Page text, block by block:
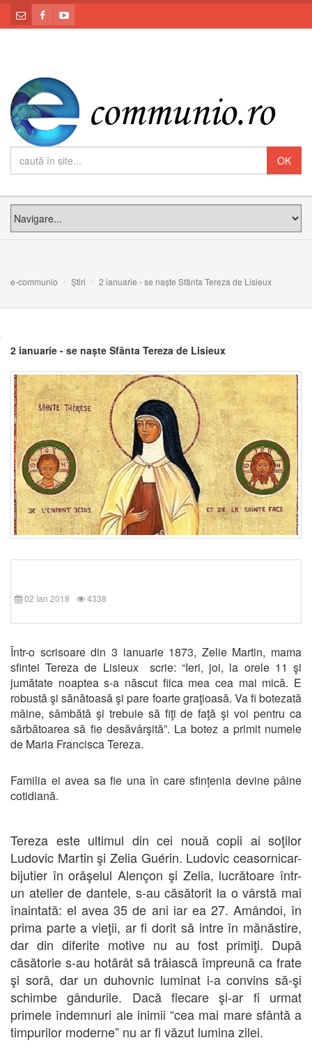
e-communio Știri 2 ianuarie - se naște Sfânta Tereza de Lisieux
2 ianuarie - se naște Sfânta Tereza de Lisieux
02 Ian 2018 4338
Într-o scrisoare din 3 ianuarie 1873, Zelie Martin, mama
sfintei Tereza de Lisieux scrie: “Ieri, joi, la orele 11 şi
jumătate noaptea s-a născut fiica mea cea mai mică. E
robustă şi sănătoasă şi pare foarte graţioasă. Va fi botezată
mâine, sâmbătă şi trebuie să fiţi de faţă şi voi pentru ca
sărbătoarea să fie desăvârşită”. La botez a primit numele
de Maria Francisca Tereza.
Familia ei avea sa fie una în care sfințenia devine pâine
cotidiană.
Tereza este ultimul din cei nouă copii ai soţilor
Ludovic Martin şi Zelia Guérin. Ludovic ceasornicar-
bijutier în orăşelul Alençon şi Zelia, lucrătoare într-
un atelier de dantele, s-au căsătorit la o vârstă mai
înaintată: el avea 35 de ani iar ea 27. Amândoi, în
prima parte a vieţii, ar fi dorit să intre în mănăstire,
dar din diferite motive nu au fost primiţi. După
căsătorie s-au hotărât să trăiască împreună ca frate
şi soră, dar un duhovnic luminat i-a convins să-şi
schimbe gândurile. Dacă fiecare şi-ar fi urmat
primele îndemnuri ale inimii “cea mai mare sfântă a
timpurilor moderne” nu ar fi văzut lumina zilei.